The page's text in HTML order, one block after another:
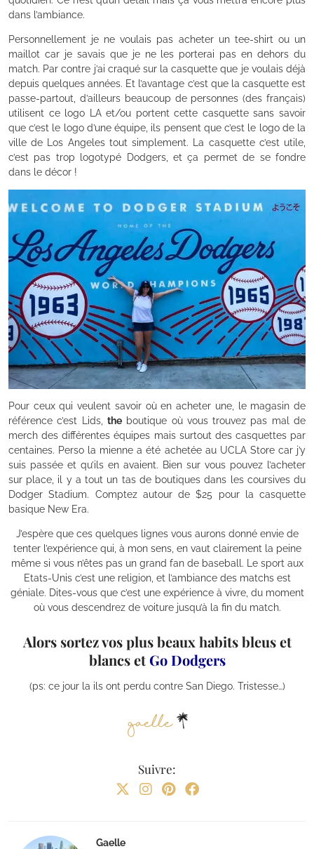
dans l’ambiance.
Personnellement je ne voulais pas acheter un tee-shirt ou un
maillot car je savais que je ne les porterai pas en dehors du
match. Par contre j’ai craqué sur la casquette que je voulais déjà
depuis quelques années. Et l’avantage c’est que la casquette est
passe-partout, d’ailleurs beaucoup de personnes (des français)
utilisent ce logo LA et/ou portent cette casquette sans savoir
que c’est le logo d’une équipe, ils pensent que c’est le logo de la
ville de Los Angeles tout simplement. La casquette c’est utile,
c’est pas trop logotypé Dodgers, et ça permet de se fondre
dans le décor !
Pour ceux qui veulent savoir où en acheter une, le magasin de
référence c’est Lids, theboutique où vous trouvez pas mal de
merch des différentes équipes mais surtout des casquettes par
centaines. Perso la mienne a été achetée au UCLA Store car j’y
suis passée et qu’ils en avaient. Bien sur vous pouvez l’acheter
sur place, il y a tout un tas de boutiques dans les coursives du
Dodger Stadium. Comptez autour de $25 pour la casquette
basique New Era.
J’espère que ces quelques lignes vous aurons donné envie de
tenter l’expérience qui, à mon sens, en vaut clairement la peine
même si vous n’êtes pas un grand fan de baseball. Le sport aux
Etats-Unis c’est une religion, et l’ambiance des matchs est
géniale. Dites-vous que c’est une expérience à vivre, du moment
où vous descendrez de voiture jusqu’à la fin du match.
Alors sortez vos plus beaux habits bleus et
blancs etGo Dodgers
(ps: ce jour la ils ont perdu contre San Diego. Tristesse…)
Suivre:
Gaelle